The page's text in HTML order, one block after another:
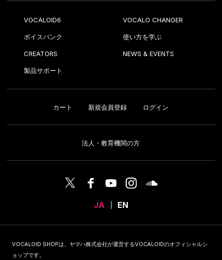
VOCALOID6 VOCALO CHANGER
ボイスバンク 使い方を学ぶ
CREATORS NEWS & EVENTS
製品サポート
カート 新規会員登録 ログイン
法人・教育機関の方
JA EN
VOCALOID SHOPは、ヤマハ株式会社が運営するVOCALOIDのオフィシャルシ
ョップです。